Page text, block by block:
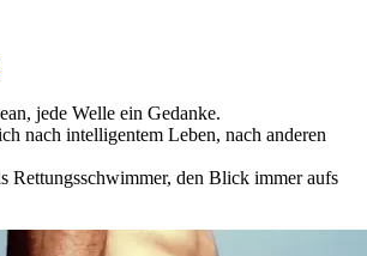
jede Welle ein Gedanke.
nach intelligentem Leben, nach anderen
Rettungsschwimmer, den Blick immer aufs